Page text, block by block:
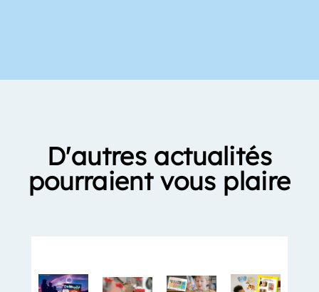
D'autres actualités
pourraient vous plaire